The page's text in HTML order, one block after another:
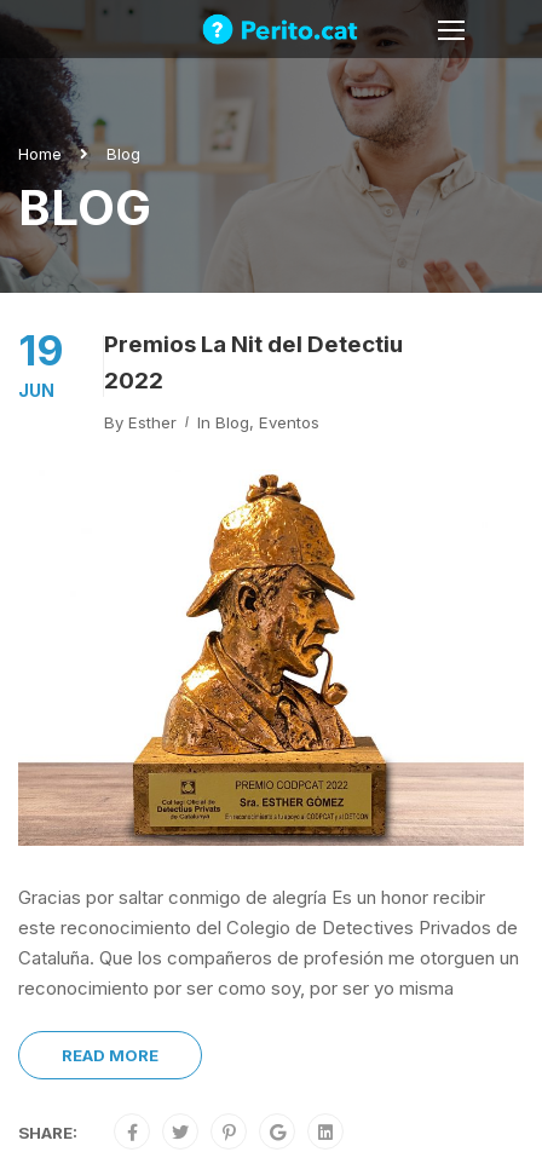
Home Blog
BLOG
19
JUN
Premios La Nit del Detectiu
2022
By Esther In Blog, Eventos
Gracias por saltar conmigo de alegría Es un honor recibir
este reconocimiento del Colegio de Detectives Privados de
Cataluña. Que los compañeros de profesión me otorguen un
reconocimiento por ser como soy, por ser yo misma
READ MORE
SHARE: